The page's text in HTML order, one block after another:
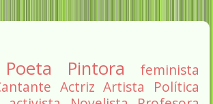
Poeta Pintora
feminista
Actriz Artista
Política